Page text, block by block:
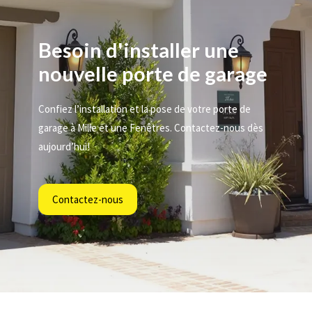
Besoin d'installer une
nouvelle porte de garage
Confiez l’installation et la pose de votre porte de
garage à Mille et une Fenêtres. Contactez-nous dès
aujourd’hui!
Contactez-nous